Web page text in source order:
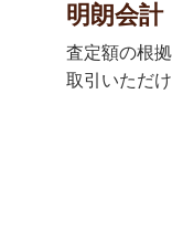
明朗会計
査定額の根
取引いただけ